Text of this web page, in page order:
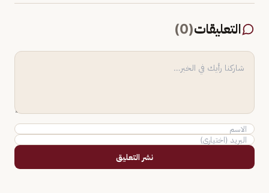
التعليقات(
0
)
نشر التعليق